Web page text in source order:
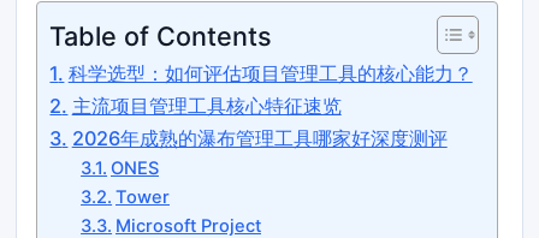
Table of Contents
科学选型：如何评估项目管理工具的核心能力？
主流项目管理工具核心特征速览
2026年成熟的瀑布管理工具哪家好深度测评
ONES
Tower
Microsoft Project